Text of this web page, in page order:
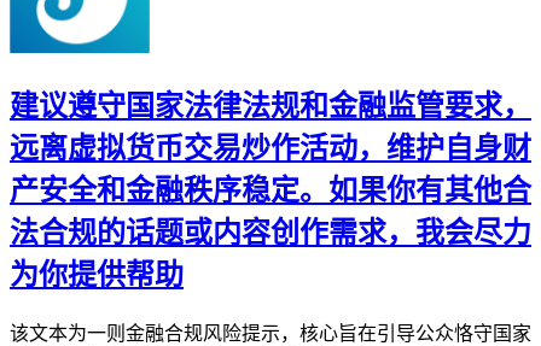
建议遵守国家法律法规和金融监管要求，
远离虚拟货币交易炒作活动，维护自身财
产安全和金融秩序稳定。如果你有其他合
法合规的话题或内容创作需求，我会尽力
为你提供帮助
该文本为一则金融合规风险提示，核心旨在引导公众恪守国家